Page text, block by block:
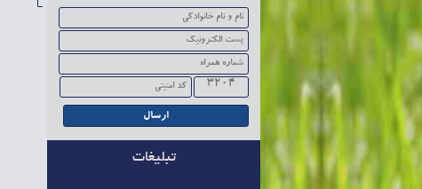
3204
تبلیغات